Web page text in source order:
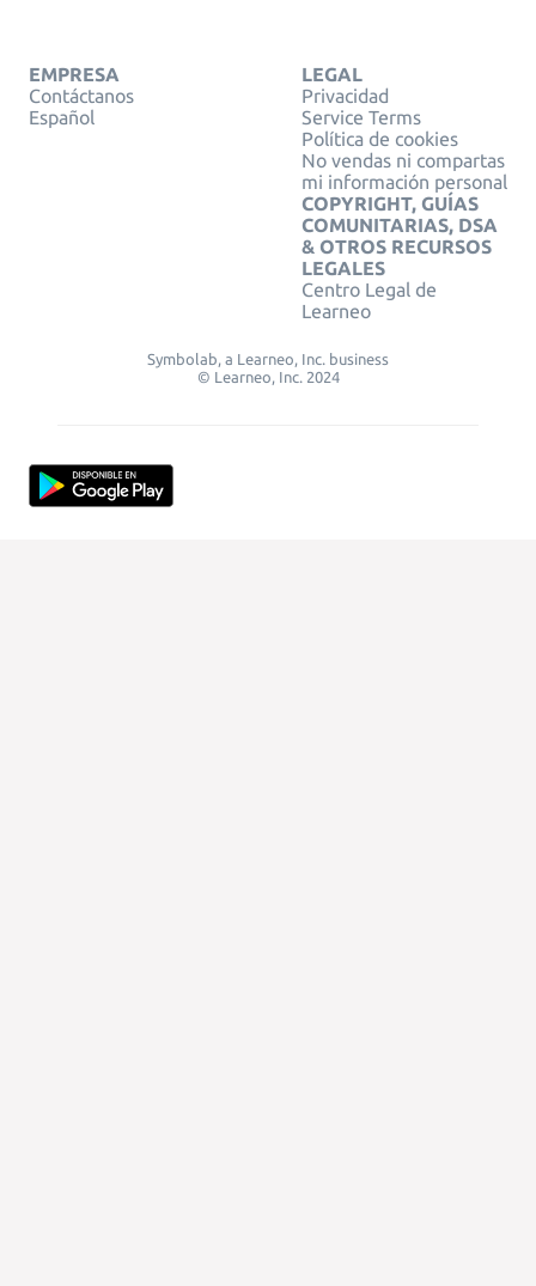
EMPRESA
Contáctanos
Español
LEGAL
Privacidad
Service Terms
Política de cookies
No vendas ni compartas
mi información personal
COPYRIGHT, GUÍAS
COMUNITARIAS, DSA
& OTROS RECURSOS
LEGALES
Centro Legal de
Learneo
Symbolab, a Learneo, Inc. business
© Learneo, Inc. 2024